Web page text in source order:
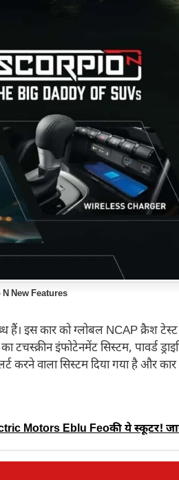
New Features
इस कार को ग्लोबल NCAP क्रैश टेस्ट
टचस्क्रीन इंफोटेनमेंट सिस्टम, पावर्ड
वाला सिस्टम दिया गया है और कार
Motors Eblu Feoकी ये स्कूटर!